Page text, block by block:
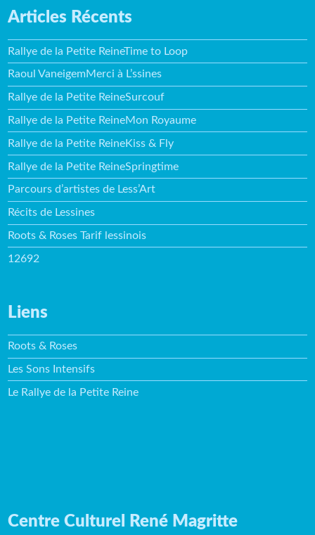
Articles Récents
Rallye de la Petite ReineTime to Loop
Raoul VaneigemMerci à L’ssines
Rallye de la Petite ReineSurcouf
Rallye de la Petite ReineMon Royaume
Rallye de la Petite ReineKiss & Fly
Rallye de la Petite ReineSpringtime
Parcours d’artistes de Less’Art
Récits de Lessines
Roots & Roses Tarif lessinois
12692
Liens
Roots & Roses
Les Sons Intensifs
Le Rallye de la Petite Reine
Centre Culturel René Magritte